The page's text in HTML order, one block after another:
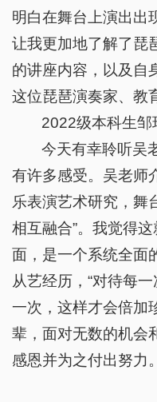
明白在舞台上演出出
让我更加地了解了琵
的讲座内容，以及自
这位琵琶演奏家、教
2022级本科生邹
今天有幸聆听吴
有许多感受。吴老师
乐表演艺术研究，舞
相互融合”。我觉得
面，是一个系统全面
从艺经历，“对待每
一次，这样才会倍加
辈，面对无数的机会
感恩并为之付出努力。